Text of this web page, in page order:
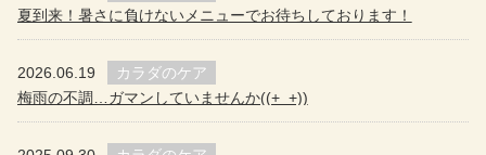
夏到来！暑さに負けないメニューでお待ちしております！
2026.06.19
カラダのケア
梅雨の不調…ガマンしていませんか((+_+))